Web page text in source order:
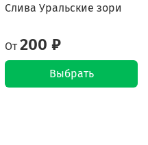
Слива Уральские зори
От 200 ₽
Выбрать